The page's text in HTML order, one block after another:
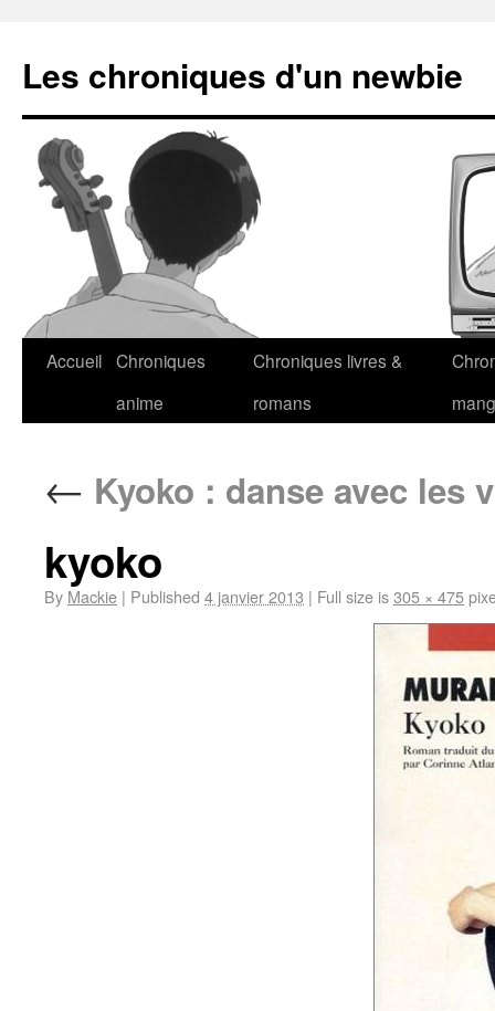
Les chroniques d'un newbie
Accueil Chroniques
anime
Chroniques livres &
romans
← Kyoko : danse avec les
kyoko
By Mackie | Published 4 janvier 2013 | Full size is305 × 475